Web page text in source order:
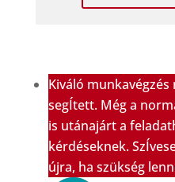
Kiváló
segÍtett. Még a
is utánajárt a
kérdéseknek.
újra, ha szükség